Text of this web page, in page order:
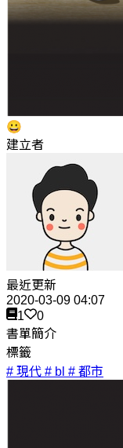
😀
建立者
最近更新
2020-03-09 04:07
1
0
書單簡介
標籤
# 現代 # bl # 都市